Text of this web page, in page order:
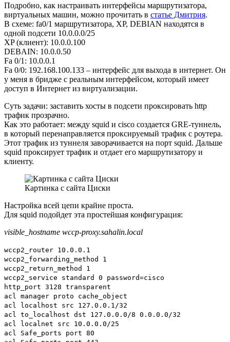
Подробно, как настраивать интерфейсы маршрутизатора,
виртуальных машин, можно прочитать в статье Дмитрия.
В схеме: fa0/1 маршрутизатора, XP, DEBIAN находятся в
одной подсети 10.0.0.0/25
XP (клиент): 10.0.0.100
DEBAIN: 10.0.0.50
Fa 0/1: 10.0.0.1
Fa 0/0: 192.168.100.133 – интерфейс для выхода в интернет. Он
у меня в бридже с реальным интерфейсом, который имеет
доступ в Интернет из виртуализации.
Суть задачи: заставить хосты в подсети проксировать http
трафик прозрачно.
Как это работает: между squid и cisco создается GRE-туннель,
в который перенаправляется проксируемый трафик с роутера.
Этот трафик из туннеля заворачивается на порт squid. Дальше
squid проксирует трафик и отдает его маршрутизатору и
клиенту.
Картинка с сайта Циски
Настройка всей цепи крайне проста.
Для squid подойдет эта простейшая конфигурация:
visible_hostname wccp-proxy.sahalin.local
wccp2_router 10.0.0.1
wccp2_forwarding_method 1
wccp2_return_method 1
wccp2_service standard 0 password=cisco
http_port 3128 transparent
acl manager proto cache_object
acl localhost src 127.0.0.1/32
acl to_localhost dst 127.0.0.0/8 0.0.0.0/32
acl localnet src 10.0.0.0/25
acl Safe_ports port 80